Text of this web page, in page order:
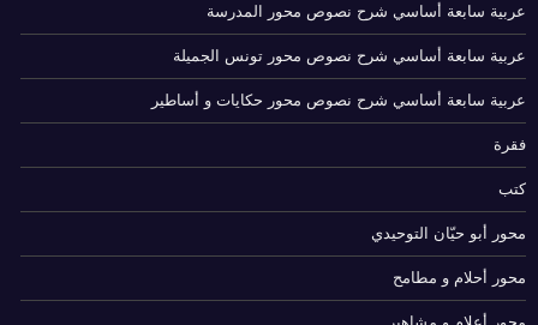
عربية سابعة أساسي شرح نصوص محور المدرسة
عربية سابعة أساسي شرح نصوص محور تونس الجميلة
عربية سابعة أساسي شرح نصوص محور حكايات و أساطير
فقرة
كتب
محور أبو حيّان التوحيدي
محور أحلام و مطامح